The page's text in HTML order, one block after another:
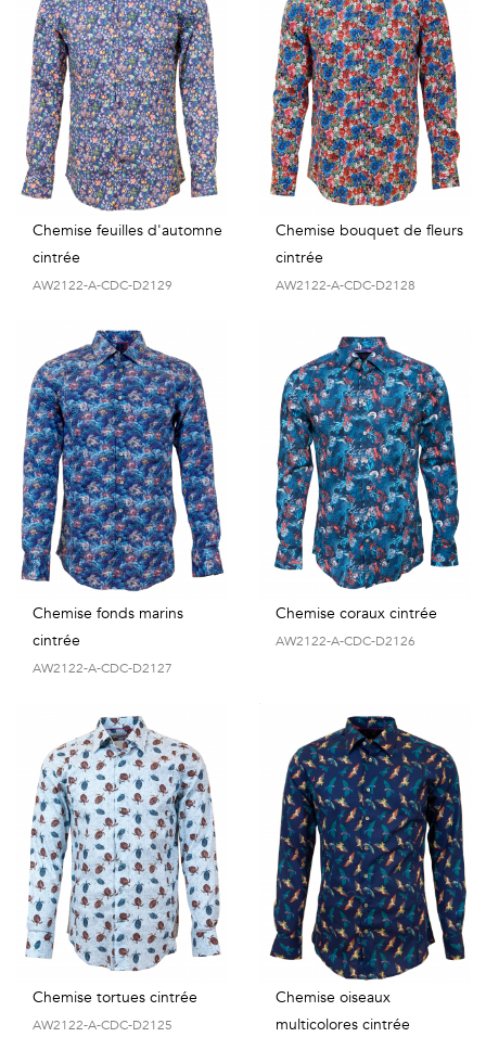
Chemise feuilles d'automne
cintrée
AW2122-A-CDC-D2129
Chemise bouquet de fleurs
cintrée
AW2122-A-CDC-D2128
Chemise fonds marins
cintrée
AW2122-A-CDC-D2127
Chemise coraux cintrée
AW2122-A-CDC-D2126
Chemise tortues cintrée
AW2122-A-CDC-D2125
Chemise oiseaux
multicolores cintrée